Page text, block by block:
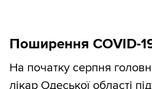
Поширення COVID-
На початку серпня
лікар Одеської області